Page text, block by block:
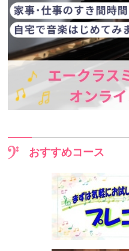
おすすめコース